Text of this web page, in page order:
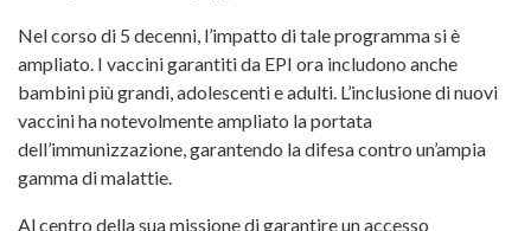
Nel corso di 5 decenni, l’impatto di tale programma si è
ampliato. I vaccini garantiti da EPI ora includono anche
bambini più grandi, adolescenti e adulti. L’inclusione di nuovi
vaccini ha notevolmente ampliato la portata
dell’immunizzazione, garantendo la difesa contro un’ampia
gamma di malattie.
Al centro della sua missione di garantire un accesso